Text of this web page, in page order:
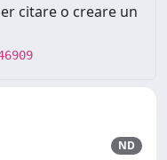
citare o creare un
ND